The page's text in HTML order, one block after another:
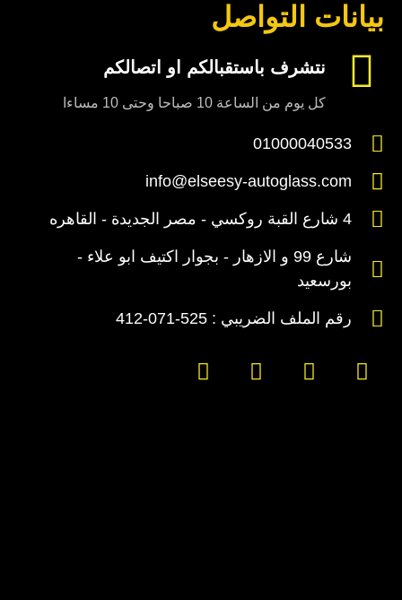
بيانات التواصل
نتشرف باستقبالكم او اتصالكم
كل يوم من الساعة 10 صباحا وحتى 10 مساءا
01000040533
info@elseesy-autoglass.com
4 شارع القبة روكسي - مصر الجديدة - القاهره
شارع 99 و الازهار - بجوار اكتيف ابو علاء -
بورسعيد
رقم الملف الضريبي : 525-071-412